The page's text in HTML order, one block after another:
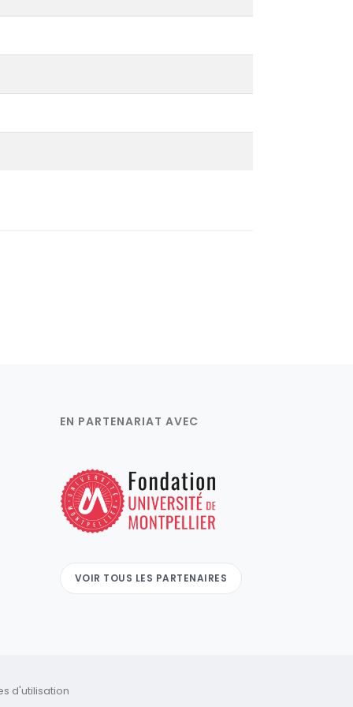
EN PARTENARIAT AVEC
VOIR TOUS LES PARTENAIRES
d'utilisation